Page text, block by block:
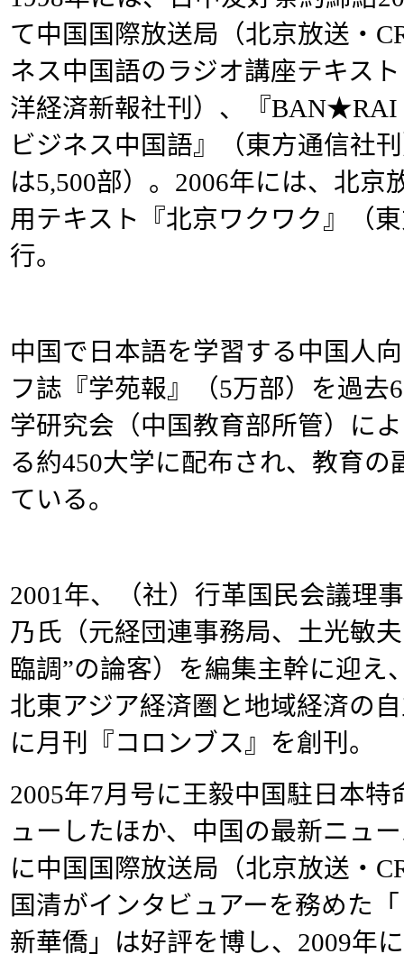
て中国国際放送局（北京放送・
ネス中国語のラジオ講座テキス
洋経済新報社刊）、『
ビジネス中国語』（東方通信社
は5,500部）。2006年には、北京
用テキスト『北京ワクワク』（
行。
中国で日本語を学習する中国人
フ誌『学苑報』（5万部）を過去
学研究会（中国教育部所管）に
る約450大学に配布され、教育の
ている。
2001年、（社）行革国民会議理
乃氏（元経団連事務局、土光敏
臨調”の論客）を編集主幹に迎え
北東アジア経済圏と地域経済の
に月刊『コロンブス』を創刊。
2005年7月号に王毅中国駐日本
ューしたほか、中国の最新ニュ
に中国国際放送局（北京放送・
国清がインタビュアーを務めた
新華僑」は好評を博し、2009年